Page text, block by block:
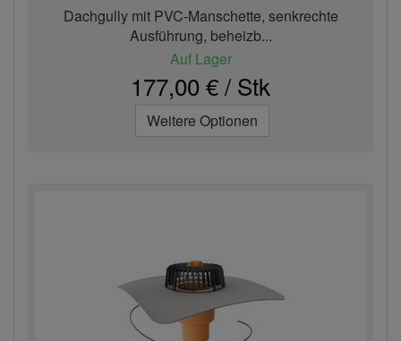
Dachgully mit PVC-Manschette, senkrechte
Ausführung, beheizb...
Auf Lager
177,00 € / Stk
Weitere Optionen